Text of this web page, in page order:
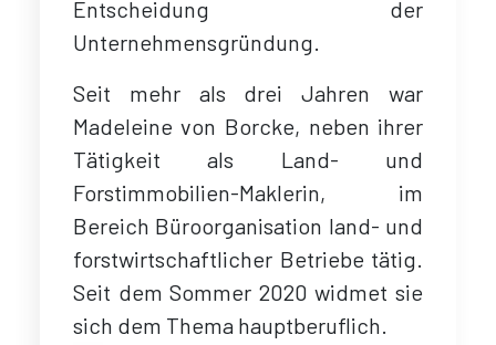
Entscheidung der
Unternehmensgründung.
Seit mehr als drei Jahren war
Madeleine von Borcke, neben ihrer
Tätigkeit als Land- und
Forstimmobilien-Maklerin, im
Bereich Büroorganisation land- und
forstwirtschaftlicher Betriebe tätig.
Seit dem Sommer 2020 widmet sie
sich dem Thema hauptberuflich.